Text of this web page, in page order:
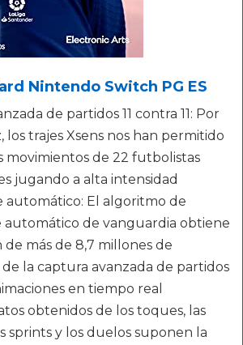
Nintendo Switch PG ES
de partidos 11 contra 11: Por
los trajes Xsens nos han permitido
movimientos de 22 futbolistas
jugando a alta intensidad
automático: El algoritmo de
automático de vanguardia obtiene
más de 8,7 millones de
la captura avanzada de partidos
en tiempo real
obtenidos de los toques, las
sprints y los duelos suponen la